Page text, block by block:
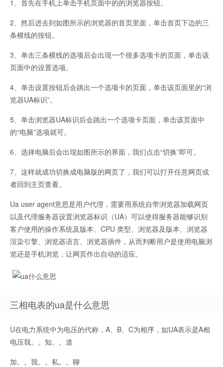
1、首先在手机上单击手机页面中的的浏览器按钮。
2、然后进去到如图所示的浏览器的首页里面，单击首页下边的三
条横线的按钮。
3、单击三条横线的选项后会出现一个很多选项卡的页面，单击该
页面中的设置选项。
4、单击设置按钮后会跳出一个选项卡的页面，单击该页面里的“浏
览器UA标识”。
5、单击浏览器UA标识后会跳出一个选项卡页面，单击该页面中
的“电脑”选项就可。
6、选择电脑后会出现如图所示的界面，我们点击“切换”即可。
7、这样就成功切换成电脑版的网页了，我们可以打开任意网页或
者回到主页查看。
Ua user agent意思是用户代理，需要用系统自带浏览器加载网页
以及代理服务器设置浏览器标识（UA）可以使得服务器能够识别
客户使用的操作系统及版本、CPU 类型、浏览器及版本、浏览器
渲染引擎、浏览器语言、浏览器插件，从而判断用户是使用电脑浏
览还是手机浏览，让网页作出自动的适应。
三相电表的ua是什么意思
U在电力系统中为电压的代称，A、B、C为相序，如UA表示是A相
电压我。。知。。道
加。。我。。私。。聊